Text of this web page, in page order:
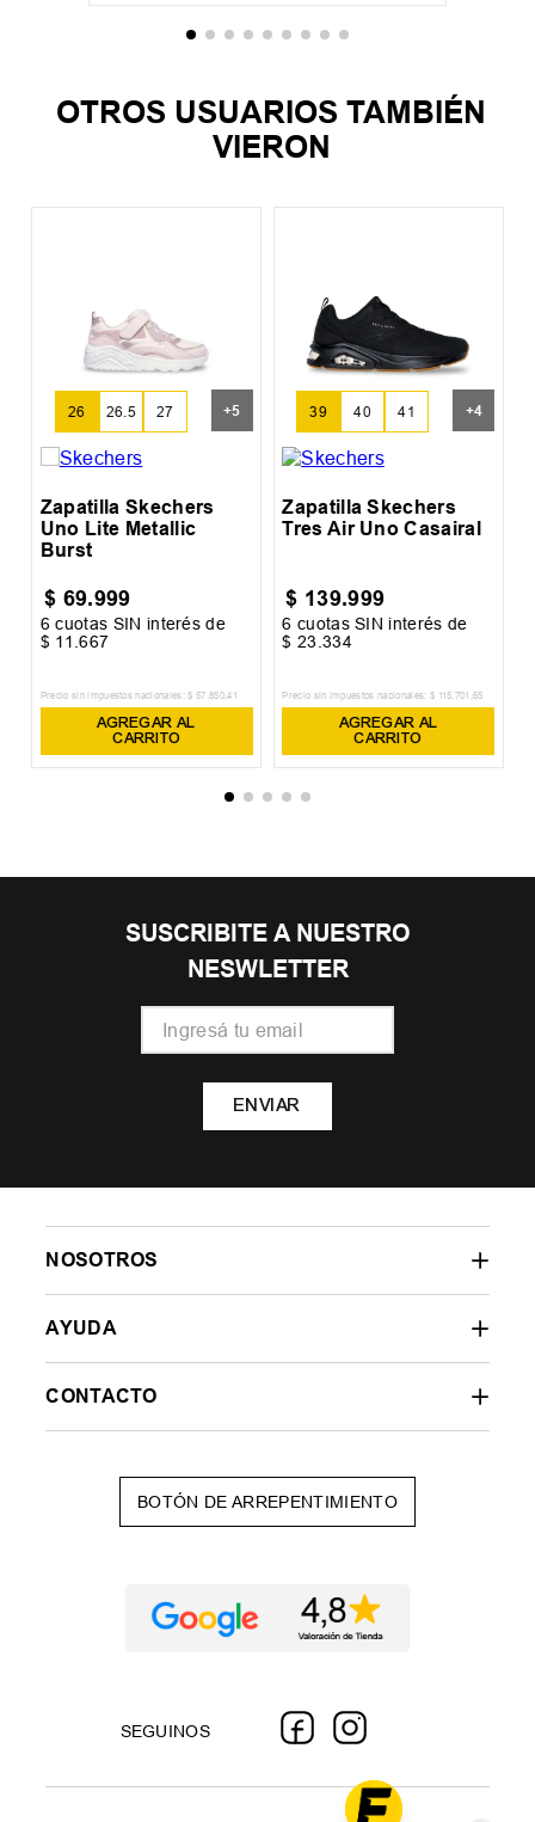
OTROS USUARIOS TAMBIÉN
VIERON
26 26.5 27 +5
Zapatilla Skechers
Uno Lite Metallic
Burst
$ 69.999
6 cuotas SIN interés de
$ 11 .667
Precio sin impuestos nacionales: $ 57 .850,41
AGREGAR AL
CARRITO
39 40 41 +4
Zapatilla Skechers
Tres Air Uno Casairal
$ 139.999
6 cuotas SIN interés de
$ 23 334
Precio sin impuestos nacionales: $ 115.701 ,65
AGREGAR AL
CARRITO
SUSCRIBITE A NUESTRO
NESWLETTER
ENVIAR
NOSOTROS
AYUDA
CONTACTO
BOTÓN DE ARREPENTIMIENTO
SEGUINOS